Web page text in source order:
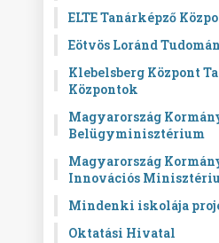
ELTE Tanárképző
Eötvös Loránd
Klebelsberg Központ
Központok
Magyarország
Belügyminisztérium
Magyarország
Innovációs
Mindenki iskolája
Oktatási Hivatal